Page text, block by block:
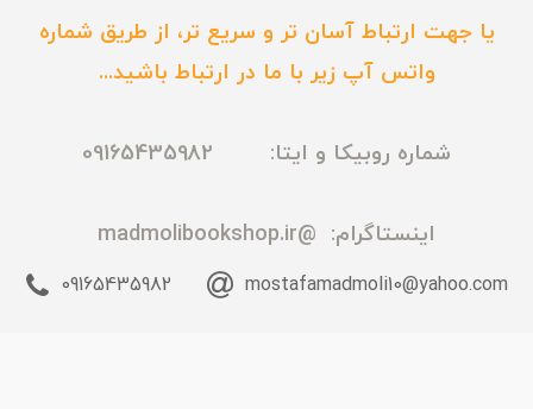
یا جهت ارتباط آسان تر و سریع تر، از طریق شماره
واتس آپ زیر با ما در ارتباط باشید...
شماره روبیکا و ایتا: 09165435982
اینستاگرام: @madmolibookshop.ir
mostafamadmoli10@yahoo.com
09165435982